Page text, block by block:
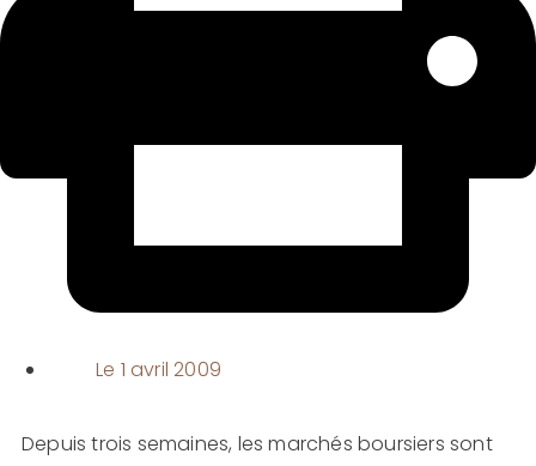
Le 1 avril 2009
Depuis trois semaines, les marchés boursiers sont